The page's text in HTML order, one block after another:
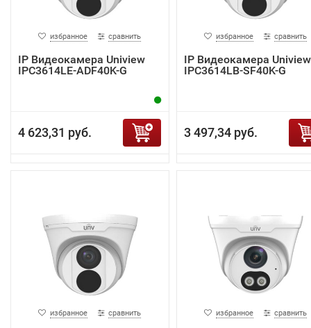
избранное сравнить
IP Видеокамера Uniview
IPC3614LE-ADF40K-G
4 623,31 руб.
избранное сравнить
IP Видеокамера Uniview
IPC3614LB-SF40K-G
3 497,34 руб.
избранное сравнить избранное сравнить